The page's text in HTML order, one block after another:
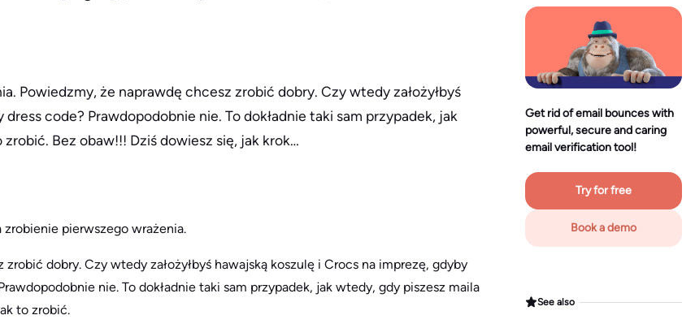
Powiedzmy, że naprawdę chcesz zrobić dobry. Czy wtedy założyłbyś
code? Prawdopodobnie nie. To dokładnie taki sam przypadek, jak
Bez obaw!!! Dziś dowiesz się, jak krok…
zrobienie pierwszego wrażenia.
dobry. Czy wtedy założyłbyś hawajską koszulę i Crocs na imprezę, gdyby
nie. To dokładnie taki sam przypadek, jak wtedy, gdy piszesz maila
to zrobić.
Get rid of email bounces with
powerful, secure and caring
email verification tool!
Try for free
Book a demo
See also